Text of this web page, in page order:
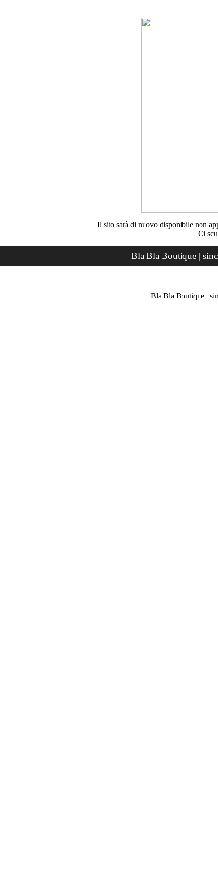
Il sito sarà di nuovo disponibile non
Ci
Bla Bla Boutique |
Bla Bla Boutique |